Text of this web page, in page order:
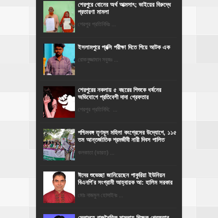
শেরপুরে বোনের অর্থ আত্মসাৎ; ভাইয়ের বিরুদ্ধে
প্রতারণা মামলা
শেরপুর প্রতিনিধিঃ ...
ইসলামপুরে প্রক্সি পরীক্ষা দিতে গিয়ে আটক এক
রোকনুজ্জামান সবুজঃ ...
শেরপুরের নকলায় ৫ বছরের শিশুকে ধর্ষনের
অভিযোগে প্রতিবেশী দাদা গ্রেফতার
শেরপুর প্রতিনিধি: ...
পশ্চিমবঙ্গ তৃণমূল মহিলা কংগ্রেসের উদ্যোগে, ১১৫
তম আন্তর্জাতিক শ্রমজীবী নারী দিবস পালিত
কলকাতা (ভারত) ...
ঈদের শুভেচ্ছা জানিয়েছেন পাকুরিয়া ইউনিয়ন
বিএনপি'র সংগ্রামী আহ্বায়ক আ: হালিম সরকার
মোঃ নাজমুল হোসাইনঃ ...